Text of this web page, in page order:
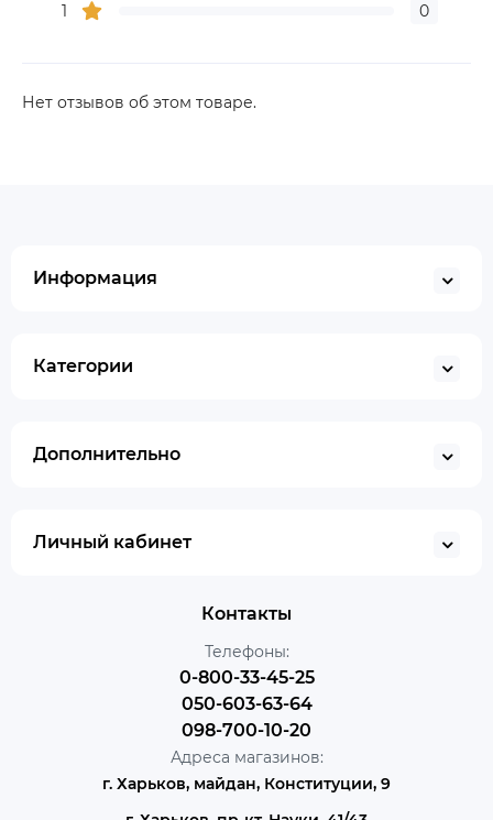
1
0
Нет отзывов об этом товаре.
Информация
Категории
Дополнительно
Личный кабинет
Контакты
Телефоны:
0-800-33-45-25
050-603-63-64
098-700-10-20
Адреса магазинов:
г. Харьков, майдан, Конституции, 9